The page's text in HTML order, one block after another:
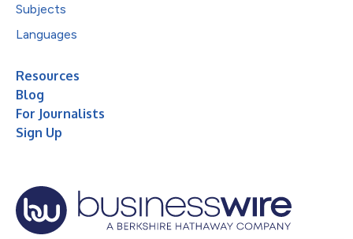
Subjects
Languages
Resources
Blog
For Journalists
Sign Up